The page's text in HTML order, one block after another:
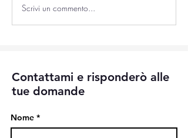
Scrivi un commento...
Contattami e risponderò alle
tue domande
Nome *